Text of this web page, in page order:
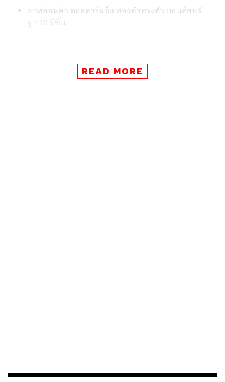
บาทอ่อนค่า ดอลลาร์แข็ง ทองคำทรงตัว บอนด์สหรั
ฐฯ 10 ปีขึ้น
กรรมการนโยบายการเงิน (FOMC) ของธนาคารกลาง
เข้ามารับตำแหน่งประธาน Fed คนถัดไปหลังผ่านการรับรอง
READ MORE